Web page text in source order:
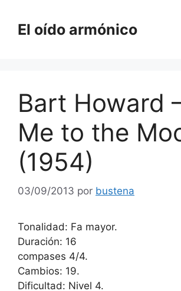
contenido
El oído armónico
Bart Howard
Me to the
(1954)
03/09/2013 por bustena
Tonalidad: Fa mayor.
Duración: 16
compases 4/4.
Cambios: 19.
Dificultad: Nivel 4.